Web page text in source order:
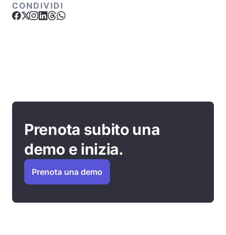
CONDIVIDI
Prenota subito una
demo e inizia.
Prenota una demo